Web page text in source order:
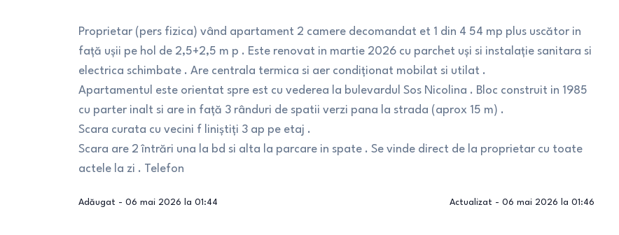
Proprietar (pers fizica) vând apartament 2 camere decomandat et 1 din 4 54 mp plus uscător in
față ușii pe hol de 2,5+2,5 m p . Este renovat in martie 2026 cu parchet uși si instalație sanitara si
electrica schimbate . Are centrala termica si aer condiționat mobilat si utilat .
Apartamentul este orientat spre est cu vederea la bulevardul Sos Nicolina . Bloc construit in 1985
cu parter inalt si are in față 3 rânduri de spatii verzi pana la strada (aprox 15 m) .
Scara curata cu vecini f liniștiți 3 ap pe etaj .
Scara are 2 întrări una la bd si alta la parcare in spate . Se vinde direct de la proprietar cu toate
actele la zi . Telefon
Adăugat - 06 mai 2026 la 01:44 Actualizat - 06 mai 2026 la 01:46